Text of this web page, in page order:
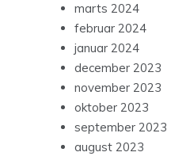
marts 2024
februar 2024
januar 2024
december 2023
november 2023
oktober 2023
september 2023
august 2023